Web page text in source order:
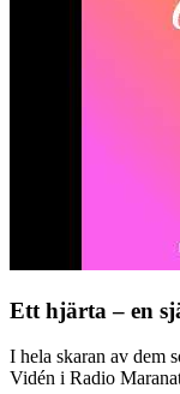
Ett hjärta – en
I hela skaran av dem
Vidén i Radio